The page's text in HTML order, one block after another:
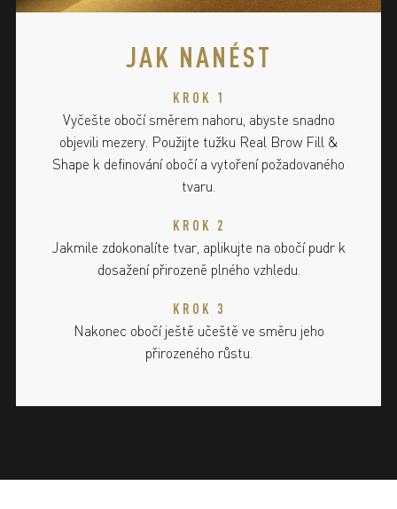
JAK NANÉST
KROK 1
Vyčešte obočí směrem nahoru, abyste snadno
objevili mezery. Použijte tužku Real Brow Fill &
Shape k definování obočí a vytoření požadovaného
tvaru.
KROK 2
Jakmile zdokonalíte tvar, aplikujte na obočí pudr k
dosažení přirozeně plného vzhledu.
KROK 3
Nakonec obočí ještě učeště ve směru jeho
přirozeného růstu.